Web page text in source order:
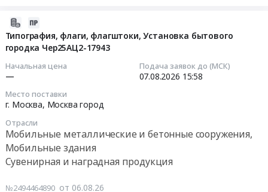
Типография, флаги, флагштоки, Установка бытового
городка Чер25АЦ2-17943
Начальная цена
—
Подача заявок до (МСК)
07.08.2026 15:58
Место поставки
г. Москва, Москва город
Отрасли
Мобильные металлические и бетонные сооружения,
Мобильные здания
Сувенирная и наградная продукция
№2494464890 от 06.08.26